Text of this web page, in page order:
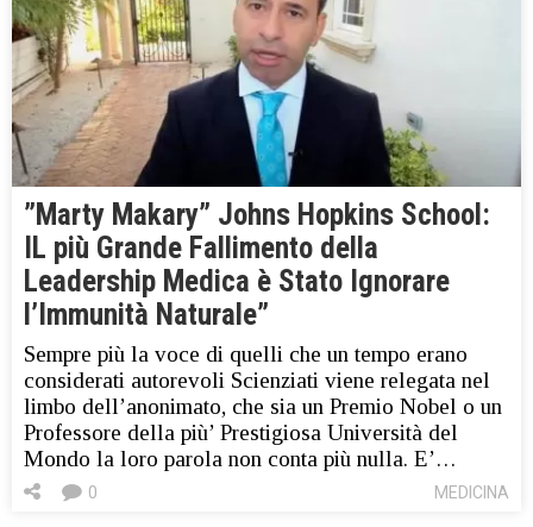
”Marty Makary” Johns Hopkins School:
IL più Grande Fallimento della
Leadership Medica è Stato Ignorare
l’Immunità Naturale”
Sempre più la voce di quelli che un tempo erano
considerati autorevoli Scienziati viene relegata nel
limbo dell’anonimato, che sia un Premio Nobel o un
Professore della più’ Prestigiosa Università del
Mondo la loro parola non conta più nulla. E’…
MEDICINA
0